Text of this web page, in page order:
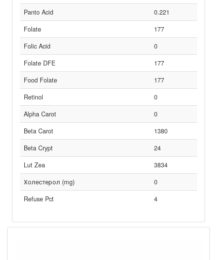
Panto Acid
0.221
Folate
177
Folic Acid
0
Folate DFE
177
Food Folate
177
Retinol
0
Alpha Carot
0
Beta Carot
1380
Beta Crypt
24
Lut Zea
3834
Холестерол (mg)
0
Refuse Pct
4